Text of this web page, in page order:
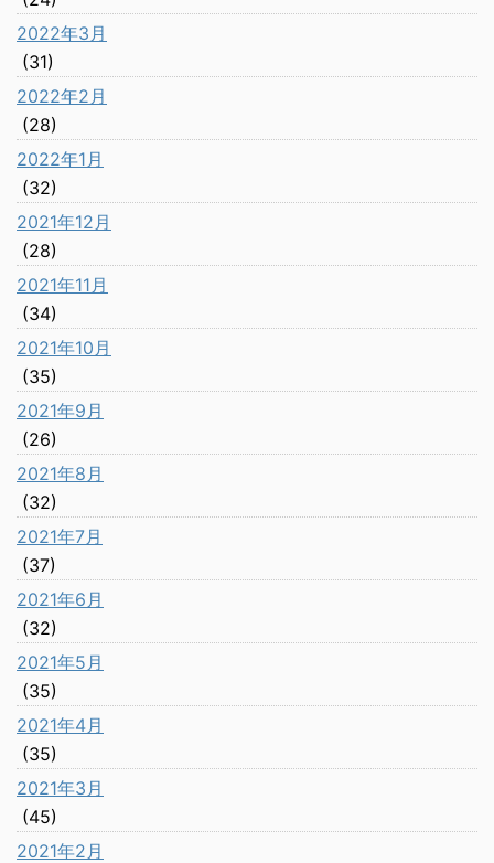
2022年3月
(31)
2022年2月
(28)
2022年1月
(32)
2021年12月
(28)
2021年11月
(34)
2021年10月
(35)
2021年9月
(26)
2021年8月
(32)
2021年7月
(37)
2021年6月
(32)
2021年5月
(35)
2021年4月
(35)
2021年3月
(45)
2021年2月